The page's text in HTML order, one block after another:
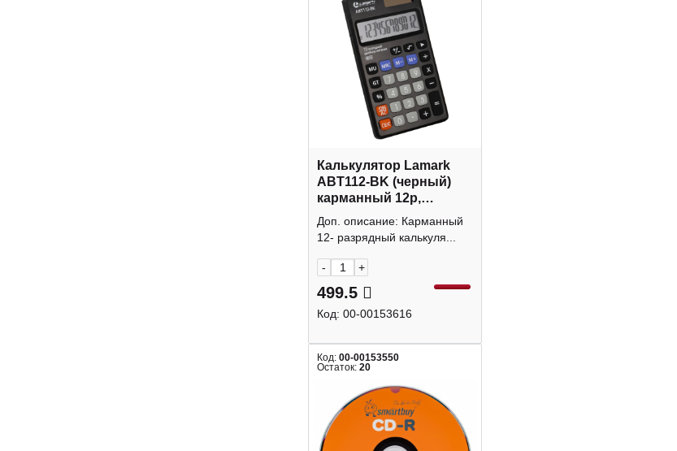
Калькулятор Lamark
ABT112-BK (черный)
карманный 12р,
крышка
Доп. описание: Карманный
12- разрядный калькуля...
- +
499.5
Код: 00-00153616
Код: 00-00153550
Остаток: 20